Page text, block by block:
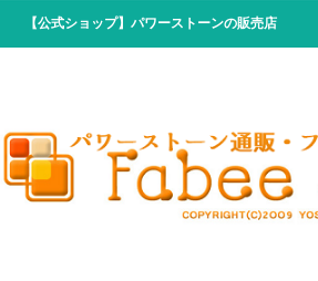
【公式ショップ】パワーストーンの販売店